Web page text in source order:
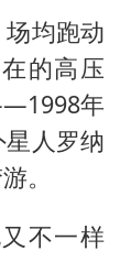
均跑动
的高压
年
人罗纳
。
不一样